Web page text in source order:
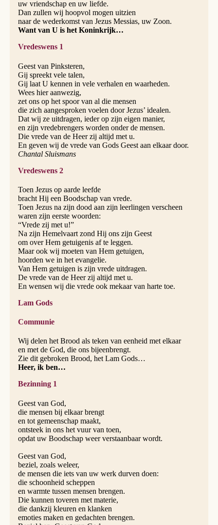
uw vriendschap en uw liefde.
Dan zullen wij hoopvol mogen uitzien
naar de wederkomst van Jezus Messias, uw Zoon.
Want van U is het Koninkrijk…
Vredeswens 1
Geest van Pinksteren,
Gij spreekt vele talen,
Gij laat U kennen in vele verhalen en waarheden.
Wees hier aanwezig,
zet ons op het spoor van al die mensen
die zich aangesproken voelen door Jezus’ idealen.
Dat wij ze uitdragen, ieder op zijn eigen manier,
en zijn vredebrengers worden onder de mensen.
Die vrede van de Heer zij altijd met u.
En geven wij de vrede van Gods Geest aan elkaar door.
Chantal Sluismans
Vredeswens 2
Toen Jezus op aarde leefde
bracht Hij een Boodschap van vrede.
Toen Jezus na zijn dood aan zijn leerlingen verscheen
waren zijn eerste woorden:
“Vrede zij met u!”
Na zijn Hemelvaart zond Hij ons zijn Geest
om over Hem getuigenis af te leggen.
Maar ook wij moeten van Hem getuigen,
hoorden we in het evangelie.
Van Hem getuigen is zijn vrede uitdragen.
De vrede van de Heer zij altijd met u.
En wensen wij die vrede ook mekaar van harte toe.
Lam Gods
Communie
Wij delen het Brood als teken van eenheid met elkaar
en met de God, die ons bijeenbrengt.
Zie dit gebroken Brood, het Lam Gods…
Heer, ik ben…
Bezinning 1
Geest van God,
die mensen bij elkaar brengt
en tot gemeenschap maakt,
ontsteek in ons het vuur van toen,
opdat uw Boodschap weer verstaanbaar wordt.
Geest van God,
beziel, zoals weleer,
de mensen die iets van uw werk durven doen:
die schoonheid scheppen
en warmte tussen mensen brengen.
Die kunnen toveren met materie,
die dankzij kleuren en klanken
emoties maken en gedachten brengen.